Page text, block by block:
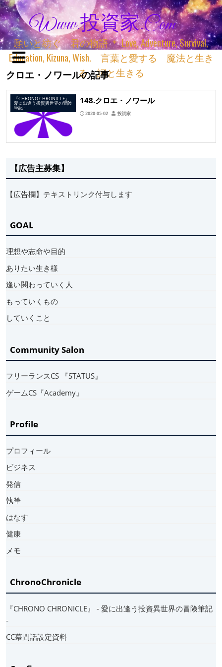
Www.投資家.com
願いと紡ぐ 君の物語 ＊ Love, Adventure, Survival,
Education, Kizuna, Wish. 言葉と愛する 魔法と生き
る 詞と生きる
クロエ・ノワールの記事
『CHRONO CHRONICLE』 ‐
愛に出逢う投資異世界の冒険
筆記 ‐
148.クロエ・ノワール
2020-05-02 投詞家
【広告主募集】
【広告欄】テキストリンク付与します
GOAL
理想や志命や目的
ありたい生き様
逢い関わっていく人
もっていくもの
していくこと
Community Salon
フリーランスCS 『STATUS』
ゲームCS『Academy』
Profile
プロフィール
ビジネス
発信
執筆
はなす
健康
メモ
ChronoChronicle
『CHRONO CHRONICLE』 ‐ 愛に出逢う投資異世界の冒険筆記
‐
CC幕間話設定資料